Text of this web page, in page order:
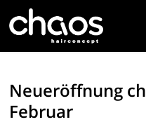
Neueröffnung
Februar